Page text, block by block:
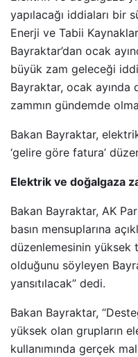
yapılacağı iddiaları bir
Enerji ve Tabii
Bayraktar’dan ocak
büyük zam geleceği
Bayraktar, ocak
zammın gündemde
Bakan Bayraktar,
‘gelire göre fatura’
Elektrik ve doğalgaza
Bakan Bayraktar, AK
basın mensuplarına
düzenlemesinin yüksek
olduğunu söyleyen
yansıtılacak” dedi.
Bakan Bayraktar,
yüksek olan grupların
kullanımında gerçek